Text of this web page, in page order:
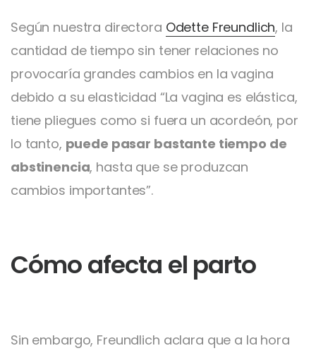
Según nuestra directora Odette Freundlich, la
cantidad de tiempo sin tener relaciones no
provocaría grandes cambios en la vagina
debido a su elasticidad “La vagina es elástica,
tiene pliegues como si fuera un acordeón, por
lo tanto, puede pasar bastante tiempo de
abstinencia, hasta que se produzcan
cambios importantes”.
Cómo afecta el parto
Sin embargo, Freundlich aclara que a la hora